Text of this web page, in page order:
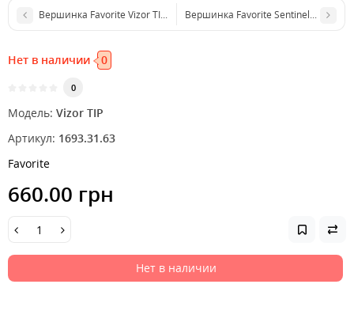
Вершинка Favorite Vizor TIP VZR-602L, 1.83m 2-10g Mod.Fast
Вершинка Favorite Sentinel TIP
Нет в наличии 0
0
Модель: Vizor TIP
Артикул: 1693.31.63
Favorite
660.00 грн
Нет в наличии